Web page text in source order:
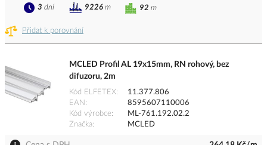
Přidat k porovnání
92 m
3 dní 9226 m
MCLED Profil AL 19x15mm, RN rohový, bez
difuzoru, 2m
Kód ELFETEX
11.377.806
EAN
8595607110006
Kód výrobce
ML-761.192.02.2
Značka
MCLED